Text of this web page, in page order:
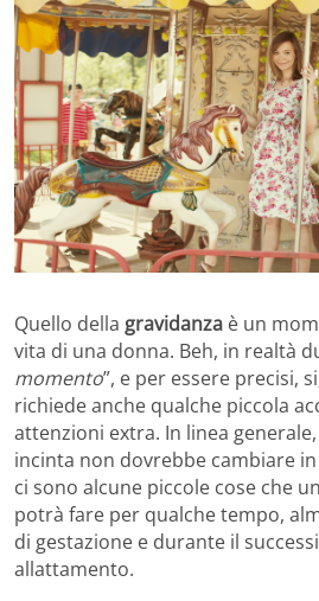
Quello della gravidanza è un
vita di una donna. Beh, in realtà
momento”, e per essere precisi,
richiede anche qualche piccola
attenzioni extra. In linea
incinta non dovrebbe cambiare
ci sono alcune piccole cose che
potrà fare per qualche tempo,
di gestazione e durante il
allattamento.